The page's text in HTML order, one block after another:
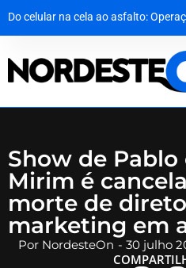
Show de Pablo
Mirim é
morte de
marketing em
Por NordesteOn - 30 julho